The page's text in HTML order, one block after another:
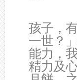
孩子，
一世？
能力，
精力及